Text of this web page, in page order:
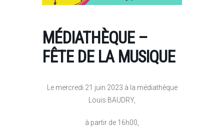
MÉDIATHÈQUE –
FÊTE DE LA MUSIQUE
Le mercredi 21 juin 2023 à la médiathèque
Louis BAUDRY,
à partir de 16h00,